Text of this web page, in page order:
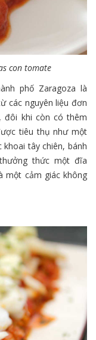
con tomate
phố Zaragoza là
các nguyên liệu đơn
đôi khi còn có thêm
tiêu thụ như một
tây chiên, bánh
thức một đĩa
một cảm giác không